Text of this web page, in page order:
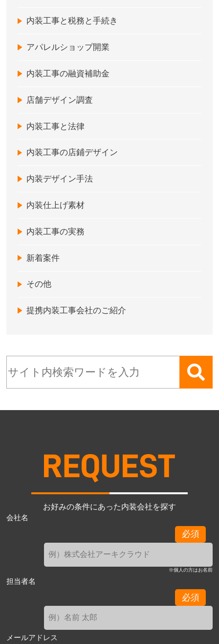
内装工事と税務と手続き
アパレルショップ開業
内装工事の融資補助金
店舗デザイン調査
内装工事と法律
内装工事の店鋪デザイン
内装デザイン手法
内装仕上げ素材
内装工事の実務
新着案件
その他
提携内装工事会社のご紹介
お好みの条件にあった内装会社を探す
会社名
必須
※個人の方はお名前
担当者名
必須
メールアドレス